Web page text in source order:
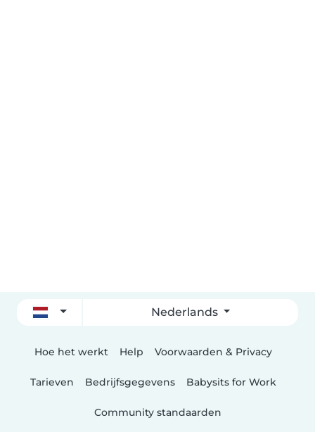
Nederlands
Hoe het werkt Help Voorwaarden & Privacy
Tarieven Bedrijfsgegevens Babysits for Work
Community standaarden